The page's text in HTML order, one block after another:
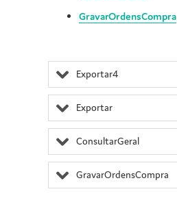
GravarOrdensCompra
Exportar4
Exportar
ConsultarGeral
GravarOrdensCompra